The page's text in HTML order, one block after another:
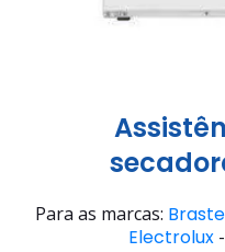
Para as marcas:
Electrolux-